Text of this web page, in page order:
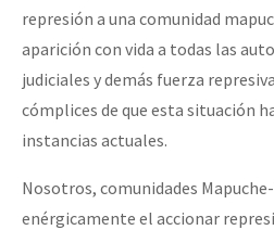
represión a una comunidad
aparición con vida a todas las
judiciales y demás fuerza
cómplices de que esta situación
instancias actuales.
Nosotros, comunidades
enérgicamente el accionar